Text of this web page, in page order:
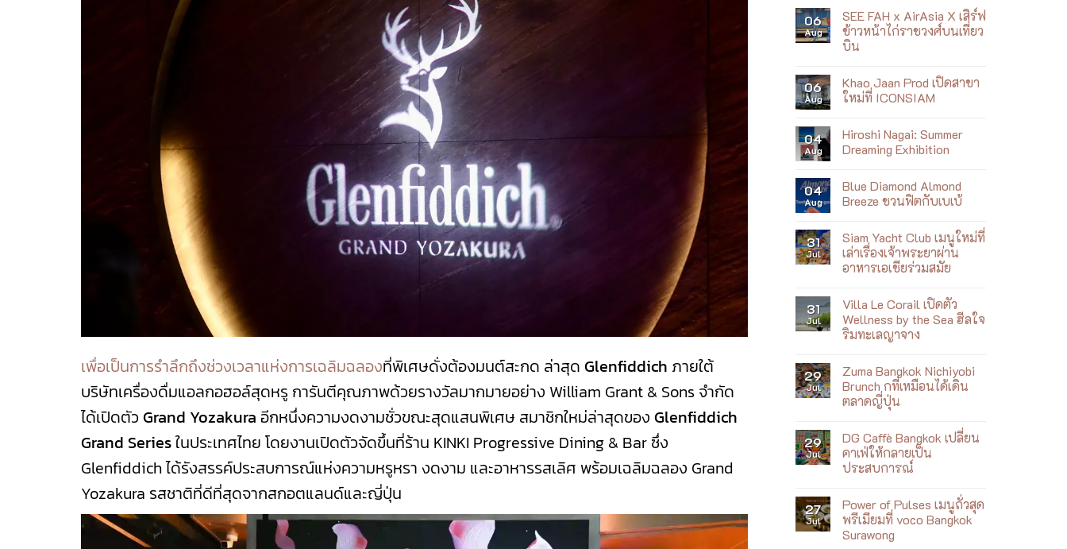
เพื่อเป็นการรำลึกถึงช่วงเวลาแห่งการเฉลิมฉลองที่พิเศษดั่งต้องมนต์สะกด ล่าสุด Glenfiddich ภายใต้
บริษัทเครื่องดื่มแอลกอฮอล์สุดหรู การันตีคุณภาพด้วยรางวัลมากมายอย่าง William Grant & Sons จำกัด
ได้เปิดตัว Grand Yozakura อีกหนึ่งความงดงามชั่วขณะสุดแสนพิเศษ สมาชิกใหม่ล่าสุดของ Glenfiddich
Grand Seriesในประเทศไทย โดยงานเปิดตัวจัดขึ้นที่ร้าน KINKI Progressive Dining & Bar ซึ่ง
Glenfiddich ได้รังสรรค์ประสบการณ์แห่งความหรูหรา งดงาม และอาหารรสเลิศ พร้อมเฉลิมฉลอง Grand
Yozakura รสชาติที่ดีที่สุดจากสกอตแลนด์และญี่ปุ่น
06
Aug
SEE FAH x AirAsia X เสิร์ฟ
ข้าวหน้าไก่ราชวงศ์บนเที่ยว
บิน
on
SEE
FAH
X
เสิร์ฟ
ข้าว
ราชวงศ์
บน
เที่ยว
06
Aug
Khao Jaan Prod เปิดสาขา
ใหม่ที่ ICONSIAM
on
Khao
Jaan
สาขา
ใหม่
ที่
04
Aug
Hiroshi Nagai: Summer
Dreaming Exhibition
on
Hiroshi
Nagai:
Exhibition
04
Aug
Blue Diamond Almond
Breeze ชวนฟิตกับเบเบ้
on
Blue
Diamond
Almond
ฟิต
กับ
เบ
เบ้
31
Jul
Siam Yacht Club เมนูใหม่ที่
เล่าเรื่องเจ้าพระยาผ่าน
อาหารเอเชียร่วมสมัย
on
Siam
Yacht
Club
ที่
เล่า
เรื่อง
เจ้าพระยา
ผ่าน
ร่วม
สมัย
31
Jul
Villa Le Corail เปิดตัว
Wellness by the Sea ฮีลใจ
ริมทะเลญาจาง
on
Villa
Le
Corail
Wellness
by
the
Sea
ฮีล
ทะเล
ญา
จาง
29
Jul
Zuma Bangkok Nichiyobi
Brunch กที่เหมือนได้เดิน
ตลาดญี่ปุ่น
on
Zuma
Bangkok
Nichiyobi
ที่
เหมือน
ได้
เดิน
ตลาด
29
Jul
DG Caffè Bangkok เปลี่ยน
คาเฟ่ให้กลายเป็น
ประสบการณ์
on
DG
Caffè
Bangkok
27
Jul
Power of Pulses เมนูถั่วสุด
พรีเมียมที่ voco Bangkok
Surawong